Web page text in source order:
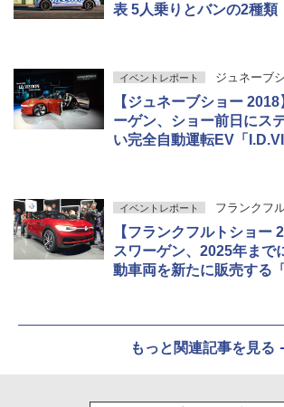
表 5人乗りとバンの2種類
イベントレポート ジュネーブ
【ジュネーブショー
ーゲン、ショー前日にス
い完全自動運転EV「
イベントレポート フランクフ
【フランクフルトショー
スワーゲン、2025年まで
動車両を新たに販売する
もっと関連記事を見る